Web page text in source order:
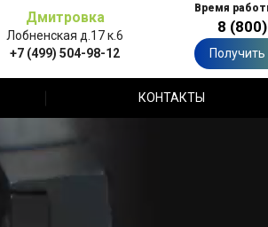
Дмитровка
Лобненская д.17 к.6
+7 (499) 504-98-12
Время
8
КОНТАКТЫ